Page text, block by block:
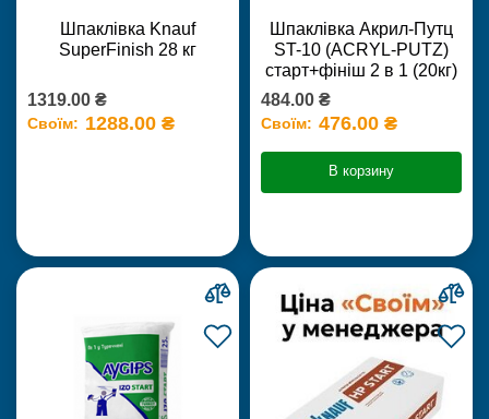
Шпаклівка Knauf
SuperFinish 28 кг
1319.00 ₴
Своїм: 1288.00 ₴
Шпаклівка Акрил-Путц
ST-10 (ACRYL-PUTZ)
старт+фініш 2 в 1 (20кг)
484.00 ₴
Своїм: 476.00 ₴
В корзину